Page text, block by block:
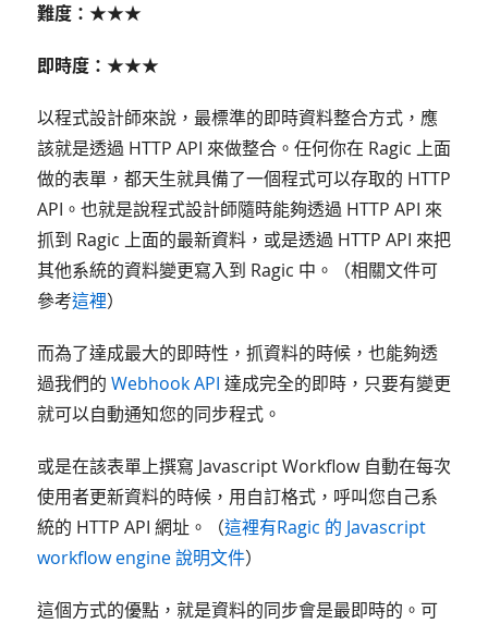
難度：★★★
即時度：★★★
以程式設計師來說，最標準的即時資料整合方式，應
該就是透過 HTTP API 來做整合。任何你在 Ragic 上面
做的表單，都天生就具備了一個程式可以存取的 HTTP
API。也就是說程式設計師隨時能夠透過 HTTP API 來
抓到 Ragic 上面的最新資料，或是透過 HTTP API 來把
其他系統的資料變更寫入到 Ragic 中。（相關文件可
參考這裡）
而為了達成最大的即時性，抓資料的時候，也能夠透
過我們的 Webhook API 達成完全的即時，只要有變更
就可以自動通知您的同步程式。
或是在該表單上撰寫 Javascript Workflow 自動在每次
使用者更新資料的時候，用自訂格式，呼叫您自己系
統的 HTTP API 網址。（這裡有Ragic 的 Javascript
workflow engine 說明文件）
這個方式的優點，就是資料的同步會是最即時的。可